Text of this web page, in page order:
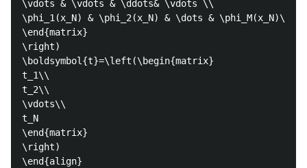
\vdots & \vdots & \ddots& \vdots \\
\phi_1(x_N) & \phi_2(x_N) & \dots & \phi_M(x_N)\\
\end{matrix}
\right)
\boldsymbol{t}=\left(\begin{matrix}
t_1\\
t_2\\
\vdots\\
t_N
\end{matrix}
\right)